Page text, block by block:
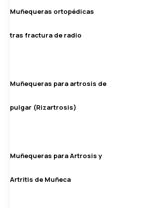
Muñequeras ortopédicas
tras fractura de radio
Muñequeras para artrosis de
pulgar (Rizartrosis)
Muñequeras para Artrosis y
Artritis de Muñeca